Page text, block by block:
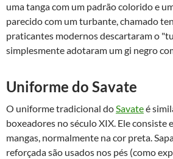
uma tanga com um padrão colorido e
parecido com um turbante, chamado
praticantes modernos descartaram o
simplesmente adotaram um gi negro
Uniforme do Savate
O uniforme tradicional doSavateé
boxeadores no século XIX. Ele consiste
mangas, normalmente na cor preta.
reforçada são usados nos pés (como